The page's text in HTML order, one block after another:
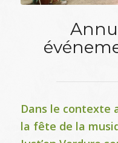
Dans le contexte
la fête de la